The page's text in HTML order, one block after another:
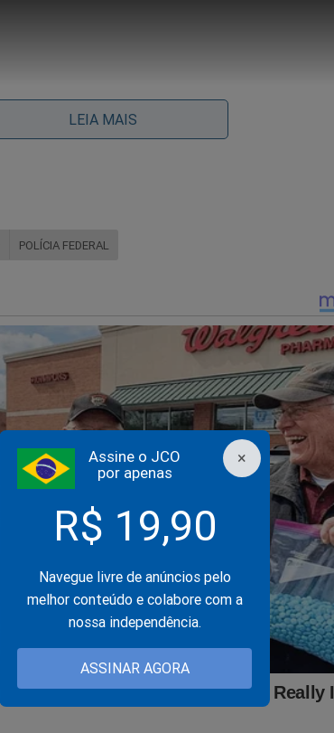
×
Assine o JCO
por apenas
R$ 19,90
Navegue livre de anúncios pelo
melhor conteúdo e colabore com a
nossa independência.
ASSINAR AGORA
estaria ‘maquiando’ dados para prejudicar os
(veja o vídeo)
e passa vergonha histórica no
dos mandados contra Carlos Bolsonaro
LEIA MAIS
POLÍCIA FEDERAL